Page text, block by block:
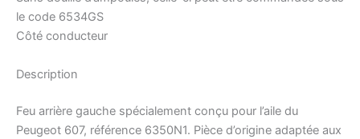
le code 6534GS
Côté conducteur
Description
Feu arrière gauche spécialement conçu pour l’aile du
Peugeot 607, référence 6350N1. Pièce d’origine adaptée aux